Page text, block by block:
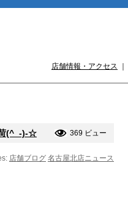
店舗情報・アクセス
(^_-)-☆ 369 ビュー
店舗ブログ 名古屋北店ニュース